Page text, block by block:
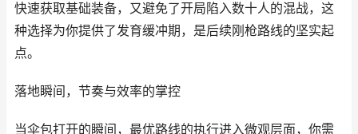
快速获取基础装备，又避免了开局陷入数十人的混战，这
种选择为你提供了发育缓冲期，是后续刚枪路线的坚实起
点。
落地瞬间，节奏与效率的掌控
当伞包打开的瞬间，最优路线的执行进入微观层面，你需